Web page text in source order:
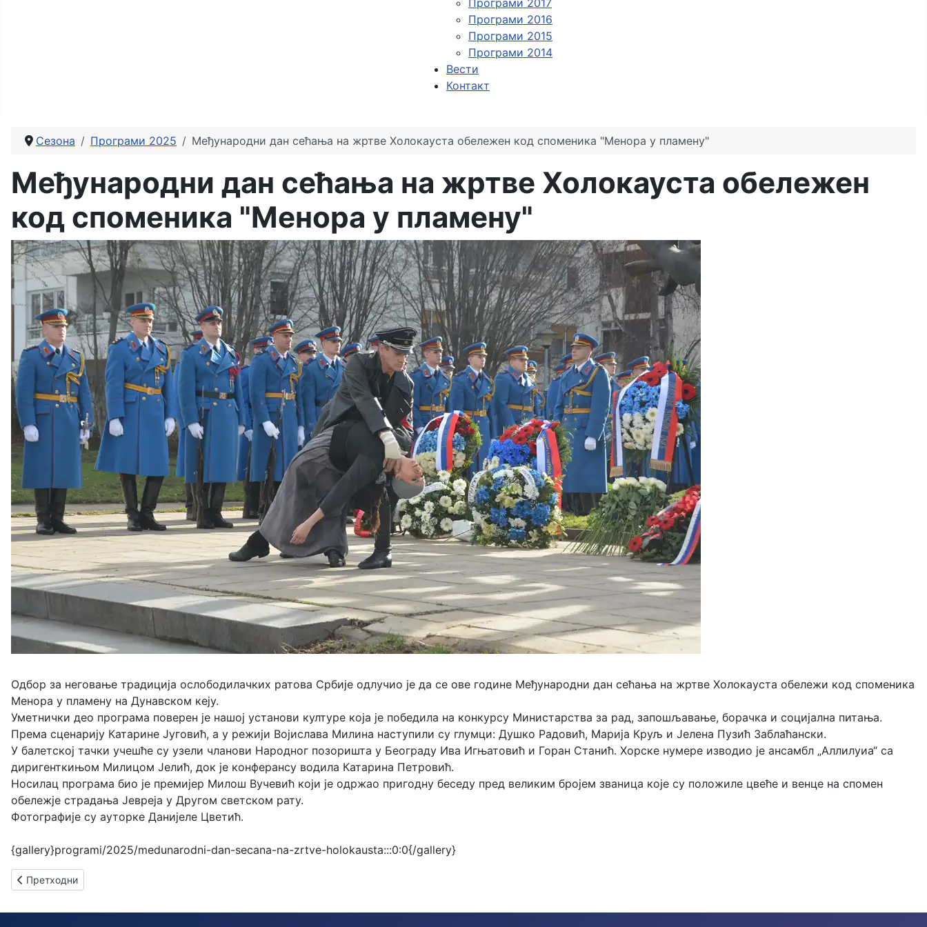
Програми 2017
Програми 2016
Програми 2015
Програми 2014
Вести
Контакт
Сезона Програми 2025 Међународни дан сећања на жртве Холокауста обележен код споменика "Менора у пламену"
Међународни дан сећања на жртве Холокауста обележен
код споменика "Менора у пламену"
Одбор за неговање традиција ослободилачких ратова Србије одлучио је да се ове године Међународни дан сећања на жртве Холокауста обележи код споменика
Менора у пламену на Дунавском кеју.
Уметнички део програма поверен је нашој установи културе која је победила на конкурсу Министарства за рад, запошљавање, борачка и социјална питања.
Према сценарију Катарине Југовић, а у режији Војислава Милина наступили су глумци: Душко Радовић, Марија Круљ и Јелена Пузић Заблаћански.
У балетској тачки учешће су узели чланови Народног позоришта у Београду Ива Игњатовић и Горан Станић. Хорске нумере изводио је ансамбл „Аллилуиа“ са
диригенткињом Милицом Јелић, док је конферансу водила Катарина Петровић.
Носилац програма био је премијер Милош Вучевић који је одржао пригодну беседу пред великим бројем званица које су положиле цвеће и венце на спомен
обележје страдања Јевреја у Другом светском рату.
Фотографије су ауторке Данијеле Цветић.
{gallery}programi/2025/medunarodni-dan-secana-na-zrtve-holokausta:::0:0{/gallery}
Претходни чланак: Александар Малофејев
Претходни